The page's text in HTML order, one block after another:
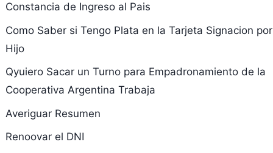
Constancia de Ingreso al Pais
Como Saber si Tengo Plata en la Tarjeta Signacion por
Hijo
Qyuiero Sacar un Turno para Empadronamiento de la
Cooperativa Argentina Trabaja
Averiguar Resumen
Renoovar el DNI